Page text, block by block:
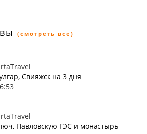
(смотреть все)
Свияжск на 3 дня
Павловскую ГЭС и монастырь